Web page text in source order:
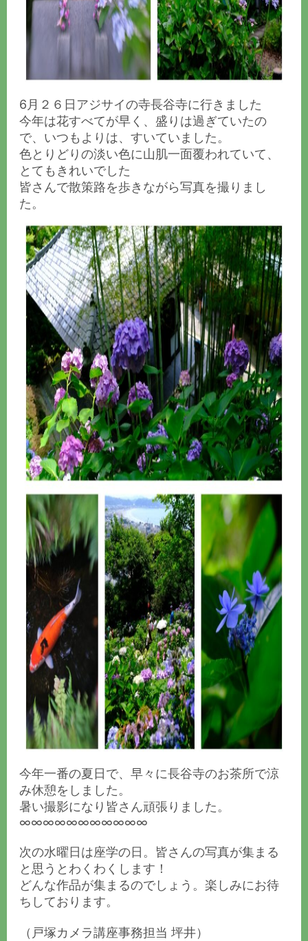
6月２６日アジサイの寺長谷寺に行きました
今年は花すべてが早く、盛りは過ぎていたの
で、いつもよりは、すいていました。
色とりどりの淡い色に山肌一面覆われていて、
とてもきれいでした
皆さんで散策路を歩きながら写真を撮りまし
た。
今年一番の夏日で、早々に長谷寺のお茶所で涼
み休憩をしました。
暑い撮影になり皆さん頑張りました。
∞∞∞∞∞∞∞∞∞∞∞
次の水曜日は座学の日。皆さんの写真が集まる
と思うとわくわくします！
どんな作品が集まるのでしょう。楽しみにお待
ちしております。
（戸塚カメラ講座事務担当 坪井）